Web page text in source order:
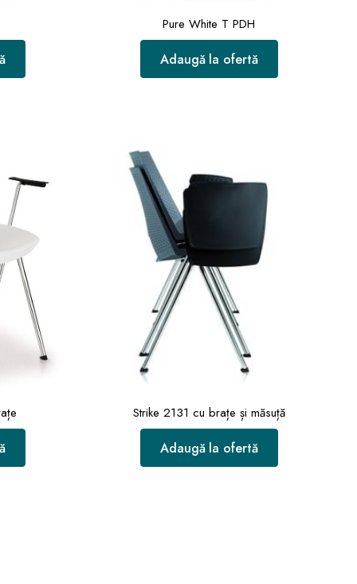
Pure White T PDH
Adaugă la ofertă
Strike 2131 cu brațe și măsuță
Adaugă la ofertă